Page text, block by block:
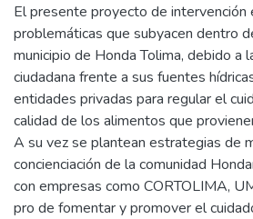
El presente proyecto de intervención
problemáticas que subyacen dentro
municipio de Honda Tolima, debido a
ciudadana frente a sus fuentes
entidades privadas para regular el
calidad de los alimentos que
A su vez se plantean estrategias de
concienciación de la comunidad
con empresas como CORTOLIMA,
pro de fomentar y promover el